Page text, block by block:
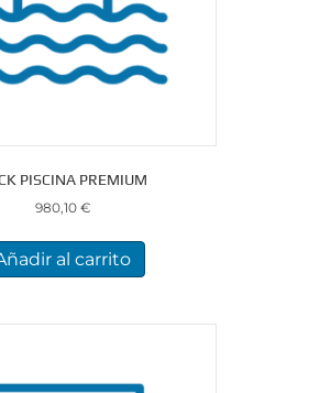
PISCINA PREMIUM
980,10 €
al carrito